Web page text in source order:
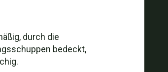
durch die
bedeckt,